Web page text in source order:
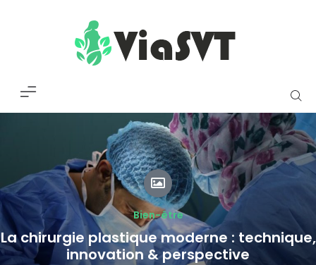
Bien-être
La chirurgie plastique moderne : technique,
innovation & perspective